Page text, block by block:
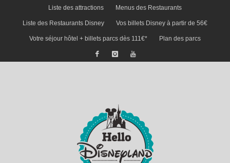
Liste des attractions Menus des Restaurants
Liste des Restaurants Disney Vos billets Disney à partir de 56€
Votre séjour hôtel + billets parcs dès 111€* Plan des parcs